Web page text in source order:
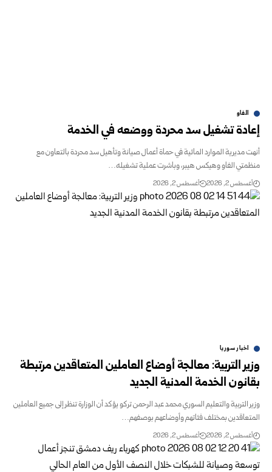
الفاو
إعادة تشغيل سد محردة ووضعه في الخدمة
أنهت مديرية الموارد المائية في حماة أعمال صيانة وتأهيل سد ‏محردة بالتعاون مع
منظمتي الفاو وهيكس هيبر، وباشرت عملية ‏تشغيله…
أغسطس 2, 2026 أغسطس 2, 2026
اخبار سوريا
وزير التربية: معالجة أوضاع العاملين المتعاقدين ‏مرتبطة
بقانون الخدمة المدنية الجديد ‏
وزير التربية والتعليم السوري محمد عبد ‏الرحمن تركو يؤكد أن الوزارة تنظر إلى جميع العاملين
‏المتعاقدين بمختلف فئاتهم وأوضاعهم بوصفهم…
أغسطس 2, 2026 أغسطس 2, 2026